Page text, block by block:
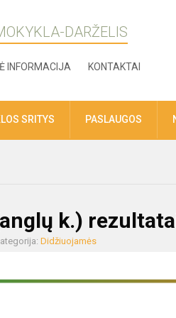
DARŽELIS
INFORMACIJA KONTAKTAI
SRITYS PASLAUGOS
k.)
Didžiuojamės